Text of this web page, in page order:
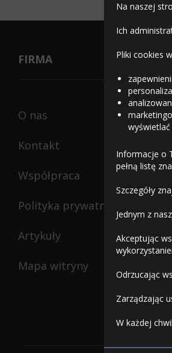
Na naszej
Ich
Pliki cookies
Informacje o
pełną listę
Szczegóły
Jednym z
Akceptując
Odrzucając
Zarządzając
W każdej
FIRMA
O nas
Kontakt
Współpraca
Polityka prywatności
Artykuły
Mapa witryny